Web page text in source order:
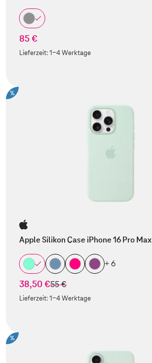
85 €
Lieferzeit:1-4 Werktage
%
Apple Silikon Case iPhone 16 Pro Max
+ 6
38,50 €statt
55 €
Lieferzeit:1-4 Werktage
%